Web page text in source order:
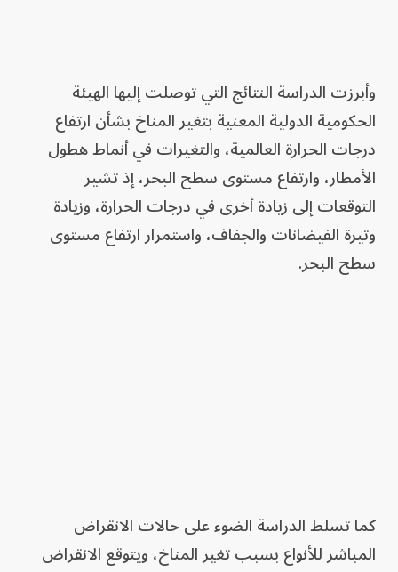
وأبرزت الدراسة النتائج التي توصلت إليها الهيئة
الحكومية الدولية المعنية بتغير المناخ بشأن ارتفاع
درجات الحرارة العالمية، والتغيرات في أنماط هطول
الأمطار، وارتفاع مستوى سطح البحر، إذ تشير
التوقعات إلى زيادة أخرى في درجات الحرارة، وزيادة
وتيرة الفيضانات والجفاف، واستمرار ارتفاع مستوى
سطح البحر.
كما تسلط الدراسة الضوء على حالات الانقراض
المباشر للأنواع بسبب تغير المناخ، ويتوقع الانقراض